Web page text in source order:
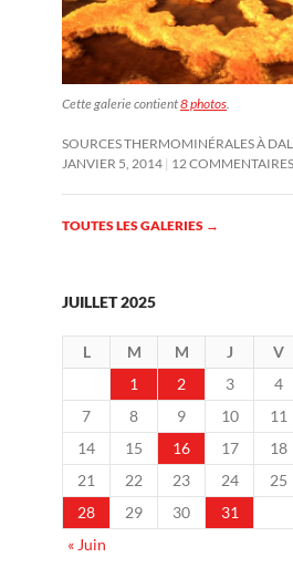
Cette galerie contient8 photos
SOURCES THERMOMINÉRALES À
JANVIER 5, 2014 12 COMMENTAIRES
TOUTES LES GALERIES →
JUILLET 2025
L M M J V
1
2 3 4
7
8 9 10 11
14
15 16 17 18
21
22 23 24 25
28
29 30
31
« Juin